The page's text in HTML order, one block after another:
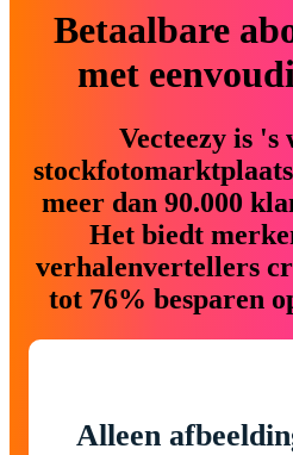
Betaalbare
met
Vecteezy is 's
meer dan 90.000
Het biedt
verhalenvertellers
tot 76% besparen
Alleen